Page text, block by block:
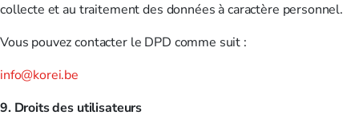
collecte et au traitement des données à caractère personnel.
Vous pouvez contacter le DPD comme suit :
info@korei.be
9. Droits des utilisateurs